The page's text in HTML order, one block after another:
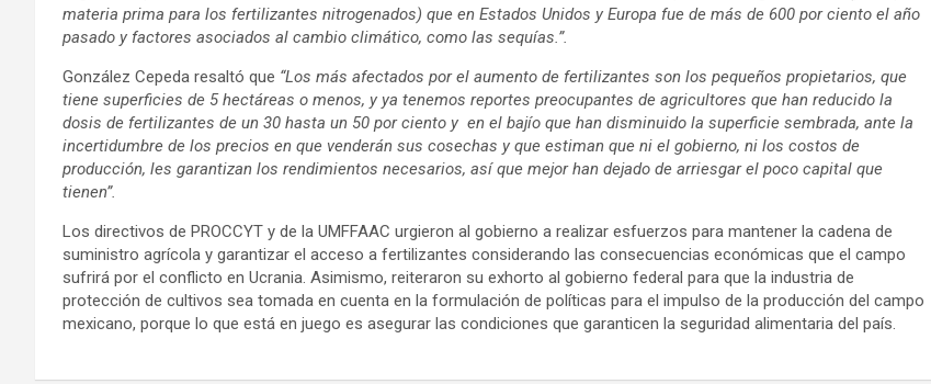
materia prima para los fertilizantes nitrogenados) que en Estados Unidos y Europa fue de más de 600 por ciento el año
pasado y factores asociados al cambio climático, como las sequías.”.
González Cepeda resaltó que “Los más afectados por el aumento de fertilizantes son los pequeños propietarios, que
tiene superficies de 5 hectáreas o menos, y ya tenemos reportes preocupantes de agricultores que han reducido la
dosis de fertilizantes de un 30 hasta un 50 por ciento y en el bajío que han disminuido la superficie sembrada, ante la
incertidumbre de los precios en que venderán sus cosechas y que estiman que ni el gobierno, ni los costos de
producción, les garantizan los rendimientos necesarios, así que mejor han dejado de arriesgar el poco capital que
tienen”.
Los directivos de PROCCYT y de la UMFFAAC urgieron al gobierno a realizar esfuerzos para mantener la cadena de
suministro agrícola y garantizar el acceso a fertilizantes considerando las consecuencias económicas que el campo
sufrirá por el conflicto en Ucrania. Asimismo, reiteraron su exhorto al gobierno federal para que la industria de
protección de cultivos sea tomada en cuenta en la formulación de políticas para el impulso de la producción del campo
mexicano, porque lo que está en juego es asegurar las condiciones que garanticen la seguridad alimentaria del país.